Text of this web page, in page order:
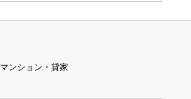
ンション・貸家